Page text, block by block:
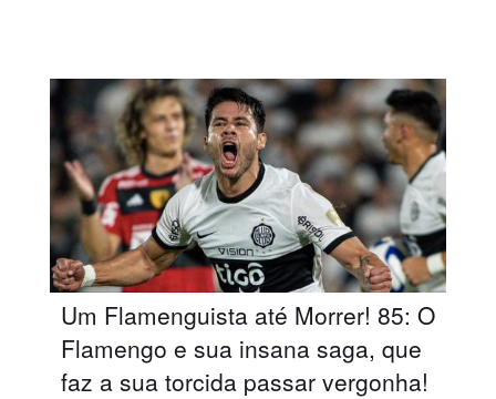
Um Flamenguista até Morrer! 85: O
Flamengo e sua insana saga, que
faz a sua torcida passar vergonha!